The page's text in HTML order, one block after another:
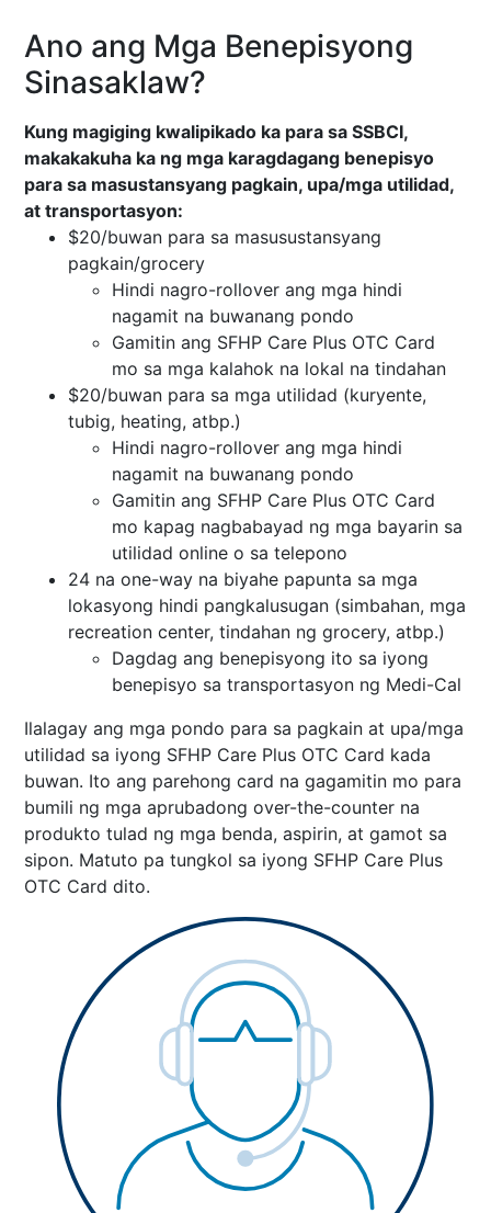
Ano ang Mga Benepisyong
Sinasaklaw?
Kung magiging kwalipikado ka para sa SSBCI,
makakakuha ka ng mga karagdagang benepisyo
para sa masustansyang pagkain, upa/mga utilidad,
at transportasyon:
$20/buwan para sa masusustansyang
pagkain/grocery
Hindi nagro-rollover ang mga hindi
nagamit na buwanang pondo
Gamitin ang SFHP Care Plus OTC Card
mo sa mga kalahok na lokal na tindahan
$20/buwan para sa mga utilidad (kuryente,
tubig, heating, atbp.)
Hindi nagro-rollover ang mga hindi
nagamit na buwanang pondo
Gamitin ang SFHP Care Plus OTC Card
mo kapag nagbabayad ng mga bayarin sa
utilidad online o sa telepono
24 na one-way na biyahe papunta sa mga
lokasyong hindi pangkalusugan (simbahan, mga
recreation center, tindahan ng grocery, atbp.)
Dagdag ang benepisyong ito sa iyong
benepisyo sa transportasyon ng Medi-Cal
Ilalagay ang mga pondo para sa pagkain at upa/mga
utilidad sa iyong SFHP Care Plus OTC Card kada
buwan. Ito ang parehong card na gagamitin mo para
bumili ng mga aprubadong over-the-counter na
produkto tulad ng mga benda, aspirin, at gamot sa
sipon. Matuto pa tungkol sa iyong SFHP Care Plus
OTC Card dito.